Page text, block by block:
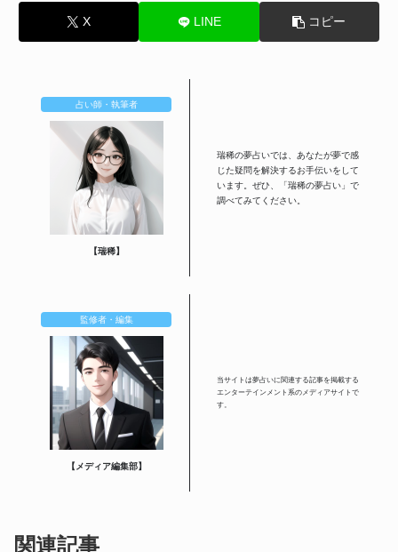
X LINE コピー
占い師・執筆者
【瑞稀】
瑞稀の夢占いでは、あなたが夢で感
じた疑問を解決するお手伝いをして
います。ぜひ、「瑞稀の夢占い」で
調べてみてください。
監修者・編集
【メディア編集部】
当サイトは夢占いに関連する記事を掲載する
エンターテインメント系のメディアサイトで
す。
関連記事